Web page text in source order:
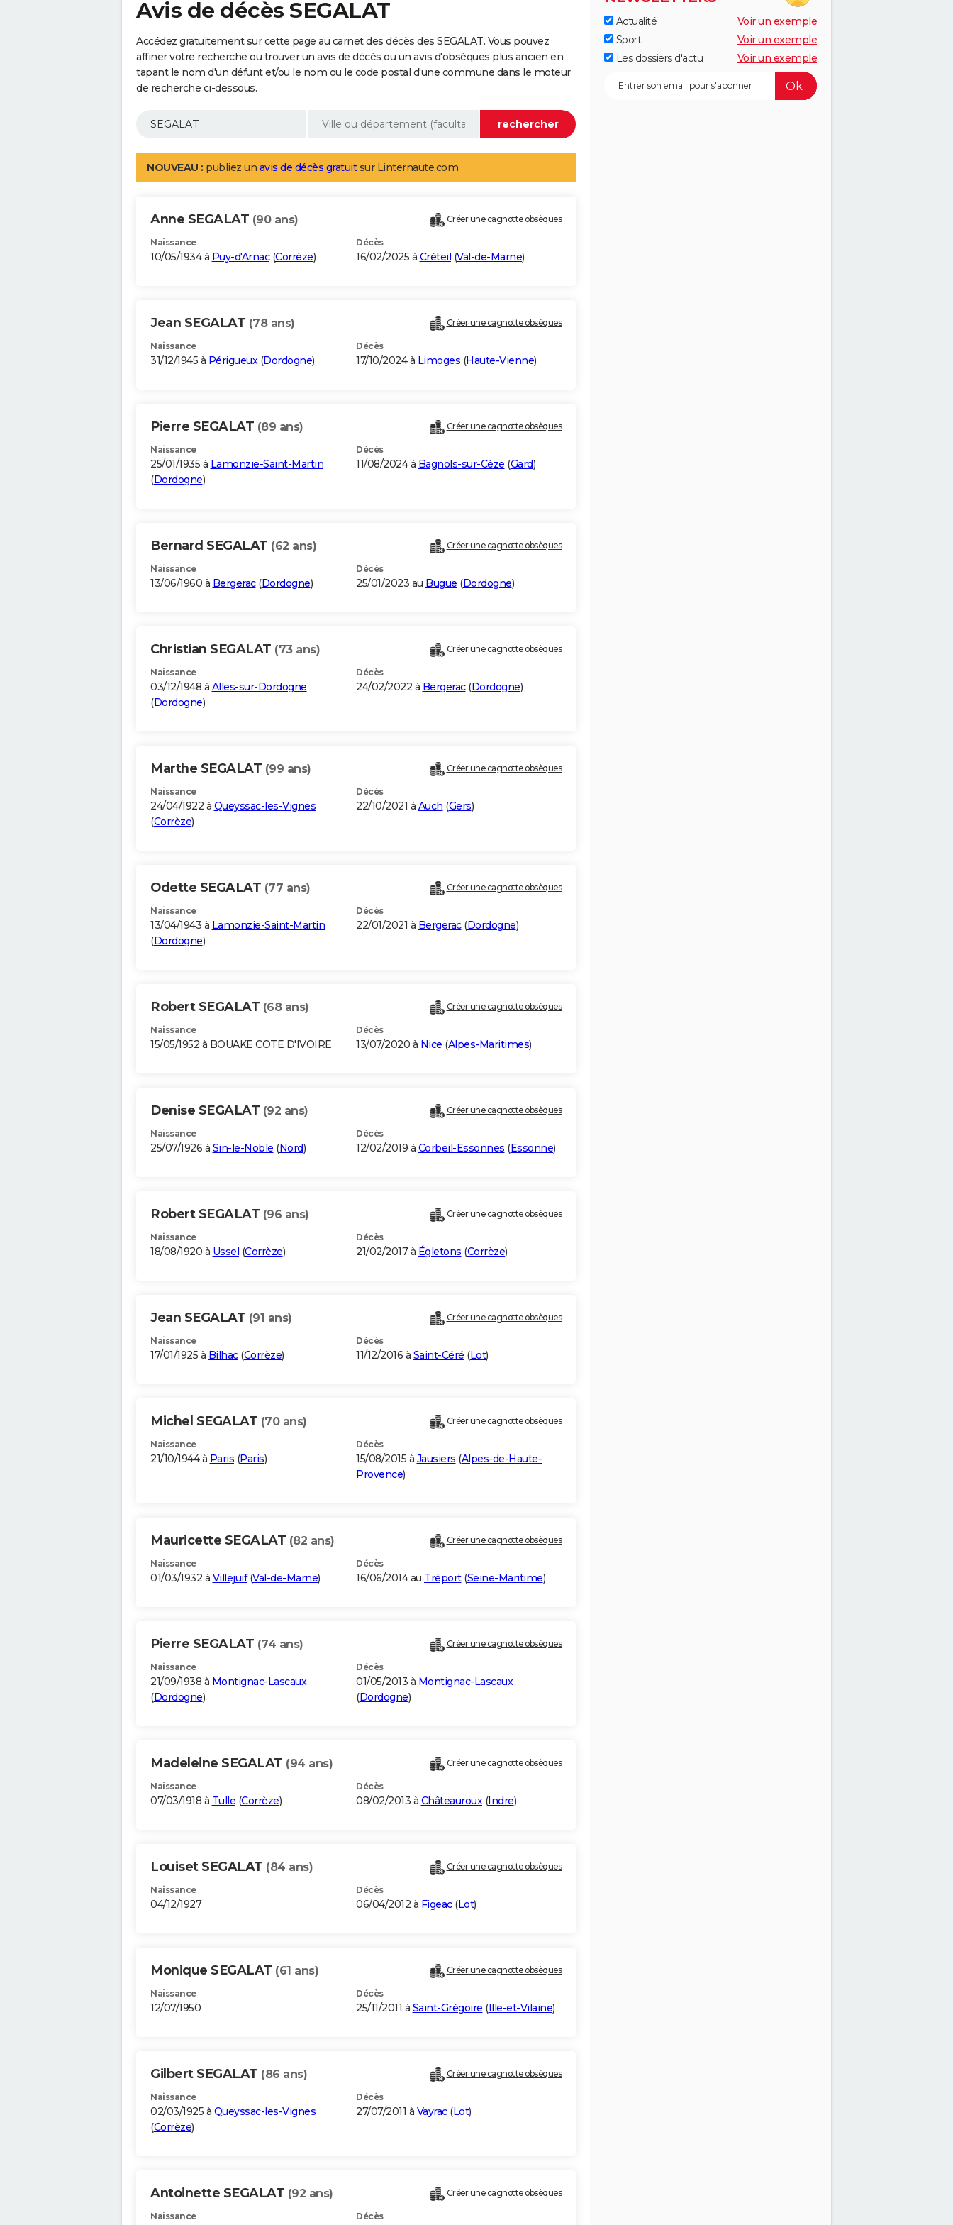
Avis de décès SEGALAT
Accédez gratuitement sur cette page au carnet des décès des SEGALAT. Vous pouvez
affiner votre recherche ou trouver un avis de décès ou un avis d'obsèques plus ancien en
tapant le nom d'un défunt et/ou le nom ou le code postal d'une commune dans le moteur
de recherche ci-dessous.
NOUVEAU : publiez un avis de décès gratuitsur Linternaute.com
Anne SEGALAT (90 ans) Créer une cagnotte obsèques
Naissance
10/05/1934 à Puy-d'Arnac(Corrèze)
Décès
16/02/2025 à Créteil (Val-de-Marne)
Jean SEGALAT (78 ans) Créer une cagnotte obsèques
Naissance
31/12/1945 à Périgueux(Dordogne)
Décès
17/10/2024 à Limoges (Haute-Vienne)
Pierre SEGALAT (89 ans) Créer une cagnotte obsèques
Naissance
25/01/1935 à Lamonzie-Saint-Martin
(Dordogne)
Décès
11/08/2024 à Bagnols-sur-Cèze (Gard)
Bernard SEGALAT (62 ans) Créer une cagnotte obsèques
Naissance
13/06/1960 à Bergerac(Dordogne)
Décès
25/01/2023 au Bugue (Dordogne)
Christian SEGALAT (73 ans) Créer une cagnotte obsèques
Naissance
03/12/1948 à Alles-sur-Dordogne
(Dordogne)
Décès
24/02/2022 à Bergerac(Dordogne)
Marthe SEGALAT (99 ans) Créer une cagnotte obsèques
Naissance
24/04/1922 à Queyssac-les-Vignes
(Corrèze)
Décès
22/10/2021 à Auch (Gers)
Odette SEGALAT (77 ans) Créer une cagnotte obsèques
Naissance
13/04/1943 à Lamonzie-Saint-Martin
(Dordogne)
Décès
22/01/2021 à Bergerac(Dordogne)
Robert SEGALAT (68 ans) Créer une cagnotte obsèques
Naissance
15/05/1952 à BOUAKE COTE D'IVOIRE
Décès
13/07/2020 à Nice (Alpes-Maritimes)
Denise SEGALAT (92 ans) Créer une cagnotte obsèques
Naissance
25/07/1926 à Sin-le-Noble (Nord)
Décès
12/02/2019 à Corbeil-Essonnes (Essonne)
Robert SEGALAT (96 ans) Créer une cagnotte obsèques
Naissance
18/08/1920 à Ussel (Corrèze)
Décès
21/02/2017 à Égletons (Corrèze)
Jean SEGALAT (91 ans) Créer une cagnotte obsèques
Naissance
17/01/1925 à Bilhac(Corrèze)
Décès
11/12/2016 à Saint-Céré (Lot)
Michel SEGALAT (70 ans) Créer une cagnotte obsèques
Naissance
21/10/1944 à Paris (Paris)
Décès
15/08/2015 à Jausiers (Alpes-de-Haute-
Provence)
Mauricette SEGALAT (82 ans) Créer une cagnotte obsèques
Naissance
01/03/1932 à Villejuif(Val-de-Marne)
Décès
16/06/2014 au Tréport(Seine-Maritime)
Pierre SEGALAT (74 ans) Créer une cagnotte obsèques
Naissance
21/09/1938 à Montignac-Lascaux
(Dordogne)
Décès
01/05/2013 à Montignac-Lascaux
(Dordogne)
Madeleine SEGALAT (94 ans) Créer une cagnotte obsèques
Naissance
07/03/1918 à Tulle (Corrèze)
Décès
08/02/2013 à Châteauroux(Indre)
Louiset SEGALAT (84 ans) Créer une cagnotte obsèques
Naissance
04/12/1927
Décès
06/04/2012 à Figeac(Lot)
Monique SEGALAT (61 ans) Créer une cagnotte obsèques
Naissance
12/07/1950
Décès
25/11/2011 à Saint-Grégoire (Ille-et-Vilaine)
Gilbert SEGALAT (86 ans) Créer une cagnotte obsèques
Naissance
02/03/1925 à Queyssac-les-Vignes
(Corrèze)
Décès
27/07/2011 à Vayrac(Lot)
Antoinette SEGALAT (92 ans) Créer une cagnotte obsèques
Naissance Décès
Actualité
Voir un exemple
Sport
Voir un exemple
Les dossiers d'actu
Voir un exemple